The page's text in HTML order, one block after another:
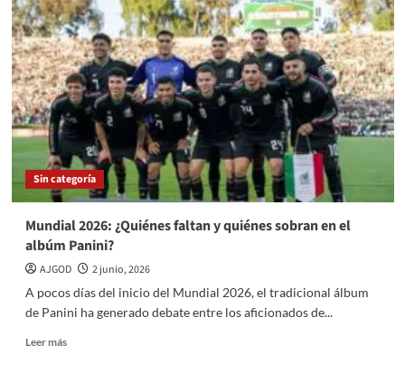
Carlos
Orvañanos
encabeza
recorridos
en
las
zonas
afectadas
lluvias
en
Cuajimalpa
Sin categoría
Mundial 2026: ¿Quiénes faltan y quiénes sobran en el
albúm Panini?
AJGOD
2 junio, 2026
A pocos días del inicio del Mundial 2026, el tradicional álbum
de Panini ha generado debate entre los aficionados de...
Leer másRead